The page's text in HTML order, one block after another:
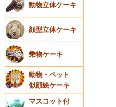
動物立体ケーキ
顔型立体ケーキ
乗物ケーキ
動物・ペット
似顔絵ケーキ
マスコット付